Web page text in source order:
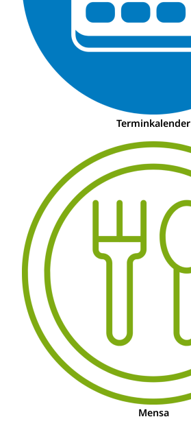
Terminkalender
Mensa